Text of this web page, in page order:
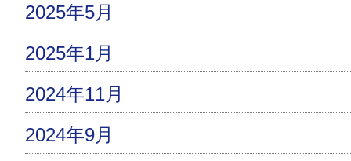
2025年5月
2025年1月
2024年11月
2024年9月